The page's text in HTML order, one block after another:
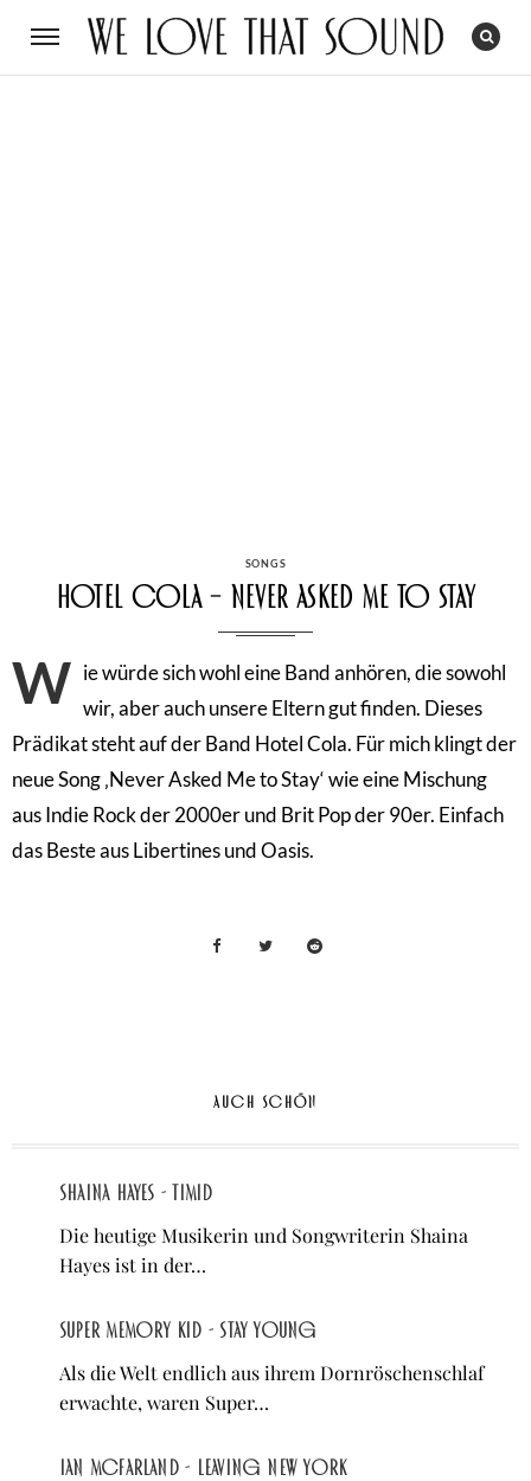
CATEGORIES
SONGS
Hotel Cola – Never Asked Me to Stay
W ie würde sich wohl eine Band anhören, die sowohl
wir, aber auch unsere Eltern gut finden. Dieses
Prädikat steht auf der Band Hotel Cola. Für mich klingt der
neue Song ‚Never Asked Me to Stay‘ wie eine Mischung
aus Indie Rock der 2000er und Brit Pop der 90er. Einfach
das Beste aus Libertines und Oasis.
AUCH SCHÖN
Shaina Hayes - Timid
Die heutige Musikerin und Songwriterin Shaina
Hayes ist in der…
Super Memory Kid - Stay Young
Als die Welt endlich aus ihrem Dornröschenschlaf
erwachte, waren Super…
Ian McFarland - Leaving New York